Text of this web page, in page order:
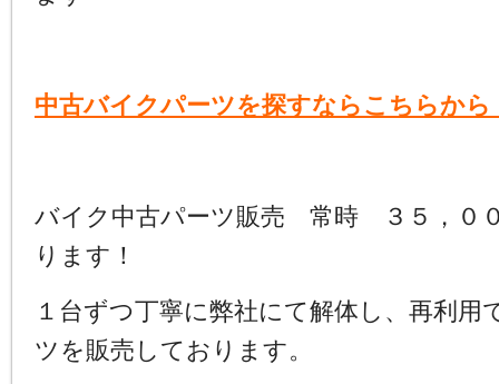
中古バイクパーツを探すならこちらから
バイク中古パーツ販売 常時 ３５，０
ります！
１台ずつ丁寧に弊社にて解体し、再利用
ツを販売しております。